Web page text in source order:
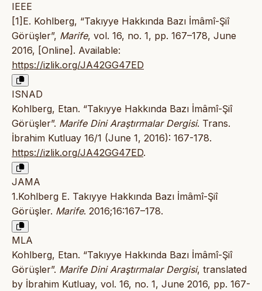
IEEE
[1]E. Kohlberg, “Takıyye Hakkında Bazı İmâmî-Şiî
Görüşler”, Marife, vol. 16, no. 1, pp. 167–178, June
2016, [Online]. Available:
https://izlik.org/JA42GG47ED
ISNAD
Kohlberg, Etan. “Takıyye Hakkında Bazı İmâmî-Şiî
Görüşler”. Marife Dini Araştırmalar Dergisi. Trans.
İbrahim Kutluay 16/1 (June 1, 2016): 167-178.
https://izlik.org/JA42GG47ED.
JAMA
1.Kohlberg E. Takıyye Hakkında Bazı İmâmî-Şiî
Görüşler. Marife. 2016;16:167–178.
MLA
Kohlberg, Etan. “Takıyye Hakkında Bazı İmâmî-Şiî
Görüşler”. Marife Dini Araştırmalar Dergisi, translated
by İbrahim Kutluay, vol. 16, no. 1, June 2016, pp. 167-